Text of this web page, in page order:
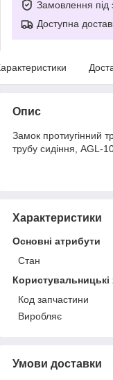
Замовлення під
Доступна
Опис
Замок протиугінний
трубу сидіння, AGL-
Характеристики
Основні атрибути
Стан
Користувальницькі
Код запчастини
Виробляє
Умови доставки